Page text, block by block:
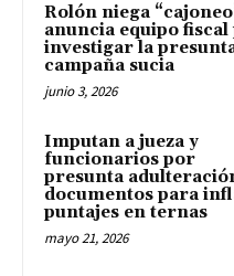
Rolón niega
anuncia equipo fiscal
investigar la
campaña sucia
junio 3, 2026
Imputan a jueza y
funcionarios por
presunta
documentos para
puntajes en ternas
mayo 21, 2026